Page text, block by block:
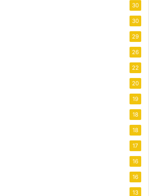
30
30
29
26
22
20
19
18
18
17
16
16
13